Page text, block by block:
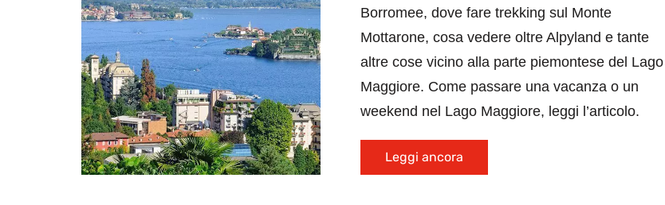
Borromee, dove fare trekking sul Monte
Mottarone, cosa vedere oltre Alpyland e tante
altre cose vicino alla parte piemontese del Lago
Maggiore. Come passare una vacanza o un
weekend nel Lago Maggiore, leggi l’articolo.
Leggi ancora